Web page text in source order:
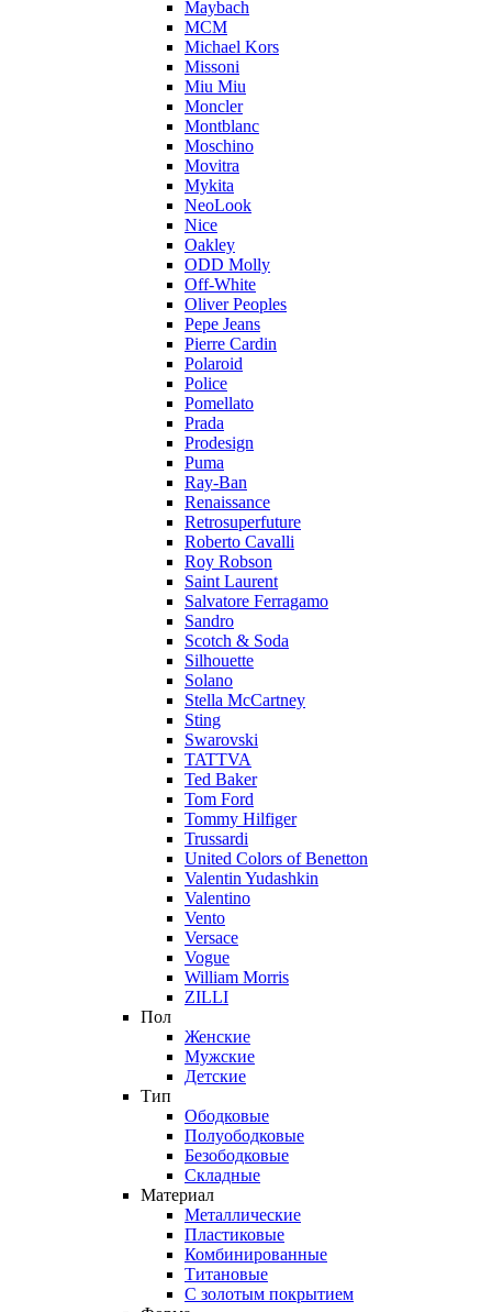
Maybach
MCM
Michael Kors
Missoni
Miu Miu
Moncler
Montblanc
Moschino
Movitra
Mykita
NeoLook
Nice
Oakley
ODD Molly
Off-White
Oliver Peoples
Pepe Jeans
Pierre Cardin
Polaroid
Police
Pomellato
Prada
Prodesign
Puma
Ray-Ban
Renaissance
Retrosuperfuture
Roberto Cavalli
Roy Robson
Saint Laurent
Salvatore Ferragamo
Sandro
Scotch & Soda
Silhouette
Solano
Stella McCartney
Sting
Swarovski
TATTVA
Ted Baker
Tom Ford
Tommy Hilfiger
Trussardi
United Colors of Benetton
Valentin Yudashkin
Valentino
Vento
Versace
Vogue
William Morris
ZILLI
Пол
Женские
Мужские
Детские
Тип
Ободковые
Полуободковые
Безободковые
Складные
Материал
Металлические
Пластиковые
Комбинированные
Титановые
С золотым покрытием